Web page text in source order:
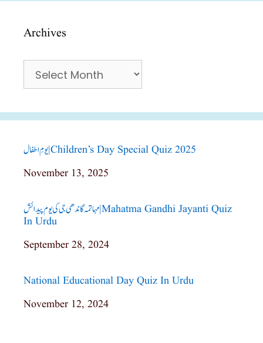
Archives
یومِ اطفال|children’s Day Special Quiz 2025
Date
November 13, 2025
مہاتمہ گاندھی جی کی یوم پیدائش|mahatma Gandhi Jayanti Quiz
In Urdu
Date
September 28, 2024
National Educational Day Quiz In Urdu
Date
November 12, 2024